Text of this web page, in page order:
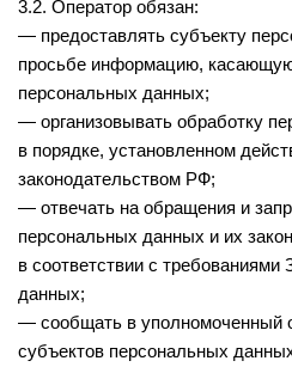
3.2. Оператор обязан:
— предоставлять субъекту
просьбе информацию,
персональных данных;
— организовывать обработку
в порядке, установленном
законодательством РФ;
— отвечать на обращения и
персональных данных и их
в соответствии с требованиями
данных;
— сообщать в уполномоченный
субъектов персональных